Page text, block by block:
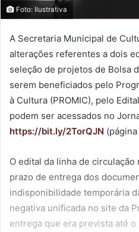
Foto: Ilustrativa
A Secretaria Municipal de
alterações referentes a dois
seleção de projetos de Bolsa
serem beneficiados pelo
à Cultura (PROMIC), pelo
podem ser acessados no
https://bit.ly/2TorQJN (página
O edital da linha de
prazo de entrega dos
indisponibilidade temporária
negativa unificada no site da
entrega que era prevista até